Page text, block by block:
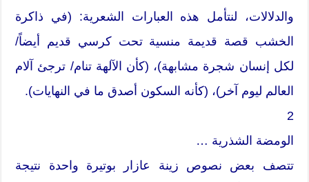
والدلالات، لنتأمل هذه العبارات الشعرية: (في ذاكرة
الخشب قصة قديمة منسية تحت كرسي قديم أيضاً/
لكل إنسان شجرة مشابهة)، (كأن الآلهة تنام/ ترجئ آلام
العالم ليوم آخر)، (كأنه السكون أصدق ما في النهايات).
2
الومضة الشذرية …
تتصف بعض نصوص زينة عازار بوتيرة واحدة نتيجة